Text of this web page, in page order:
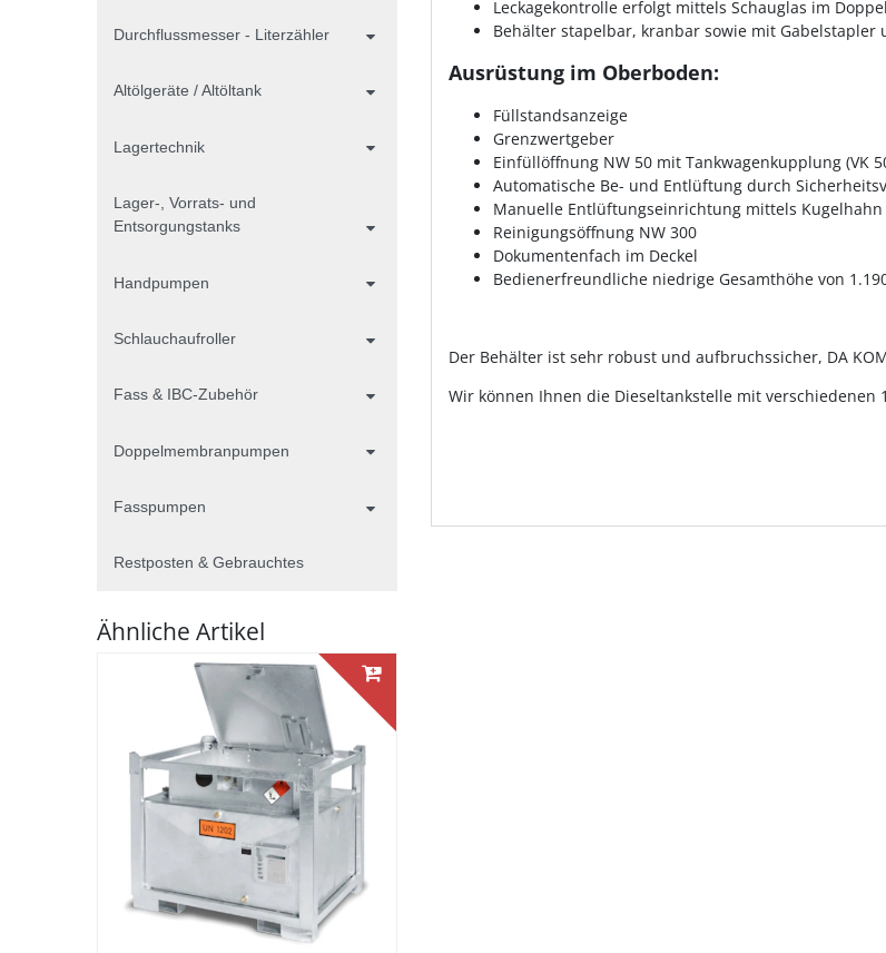
Durchflussmesser - Literzähler
Altölgeräte / Altöltank
Lagertechnik
Lager-, Vorrats- und
Entsorgungstanks
Handpumpen
Schlauchaufroller
Fass & IBC-Zubehör
Doppelmembranpumpen
Fasspumpen
Restposten & Gebrauchtes
Leckagekontrolle erfolgt mittels Schauglas im
Behälter stapelbar, kranbar sowie mit
Ausrüstung im Oberboden:
Füllstandsanzeige
Grenzwertgeber
Einfüllöffnung NW 50 mit Tankwagenkupplung (VK
Automatische Be- und Entlüftung durch
Manuelle Entlüftungseinrichtung mittels Kugelhahn
Reinigungsöffnung NW 300
Dokumentenfach im Deckel
Bedienerfreundliche niedrige Gesamthöhe von
Der Behälter ist sehr robust und aufbruchssicher, DA
Wir können Ihnen die Dieseltankstelle mit verschiedenen
Ähnliche Artikel